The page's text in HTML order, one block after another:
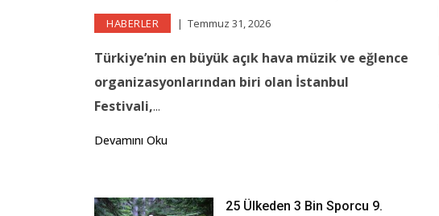
HABERLER Temmuz 31, 2026
Türkiye’nin en büyük açık hava müzik ve eğlence
organizasyonlarından biri olan İstanbul
Festivali,...
Devamını Oku
25 Ülkeden 3 Bin Sporcu 9.